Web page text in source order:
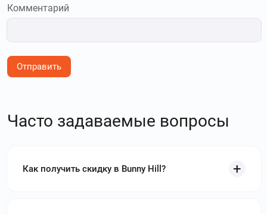
Комментарий
Отправить
Часто задаваемые вопросы
Как получить скидку в Bunny Hill?